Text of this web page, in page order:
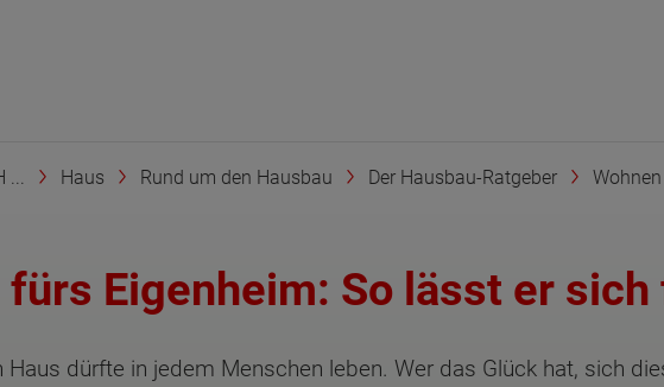
... Haus Rund um den Hausbau Der Hausbau-Ratgeber
Eigenheim: So lässt er sich
Haus dürfte in jedem Menschen leben. Wer das Glück hat, sich